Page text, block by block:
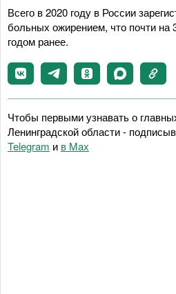
Всего в 2020 году в России
больных ожирением, что почти
годом ранее.
Чтобы первыми узнавать о
Ленинградской области -
Telegram и в Maх